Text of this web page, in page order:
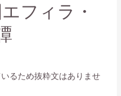
フィラ・
るため抜粋文はありませ